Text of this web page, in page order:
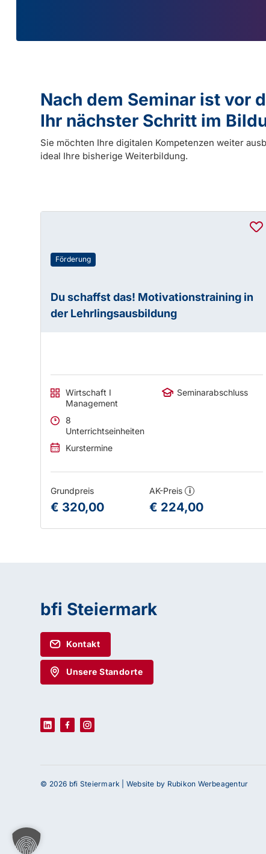
Nach dem Seminar ist vor
Ihr nächster Schritt im
Sie möchten Ihre digitalen Kompetenzen weiter
ideal Ihre bisherige Weiterbildung.
Förderung
Du schaffst das! Motivationstraining in
der Lehrlingsausbildung
Wirtschaft I
Management
8
Unterrichtseinheiten
Kurstermine
Seminarabschluss
Grundpreis
€ 320,00
AK-Preis i
€ 224,00
bfi Steiermark
Kontakt
Unsere Standorte
© 2026 bfi Steiermark | Website by Rubikon Werbeagentur